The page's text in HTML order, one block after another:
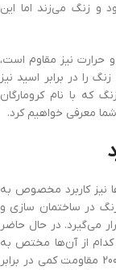
و زنگ می‌زند اما این
حرارت نیز مقاوم است،
را در برابر اسید نیز
که با نام کرومارگان
معرفی خواهیم کرد.
نیز کاربرد مخصوص به
در ساختمان سازی و
می‌گیرد. در حال حاضر
هر کدام از آن‌ها مختص به
یک کاری ساخته شده‌اند. مثلا استنلس استیل سری 200 مقاومت کمی در برابر